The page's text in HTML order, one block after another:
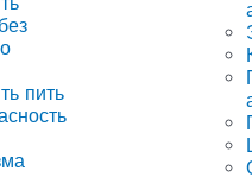
пить